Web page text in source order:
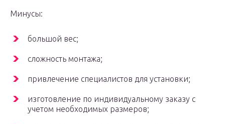
Минусы:
большой вес;
сложность монтажа;
привлечение специалистов для установки;
изготовление по индивидуальному заказу с
учетом необходимых размеров;